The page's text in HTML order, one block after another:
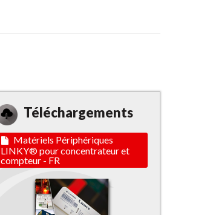
Téléchargements
Matériels Périphériques
LINKY® pour concentrateur et
compteur - FR